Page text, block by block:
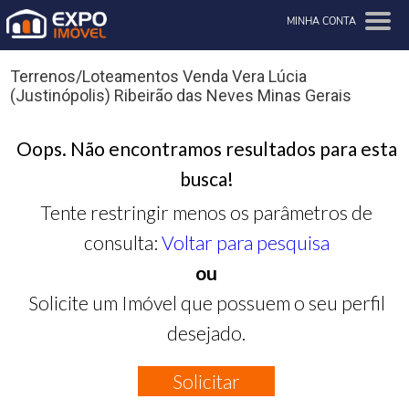
MINHA CONTA
Terrenos/Loteamentos Venda Vera Lúcia
(Justinópolis) Ribeirão das Neves Minas Gerais
Oops. Não encontramos resultados para esta
busca!
Tente restringir menos os parâmetros de
consulta: Voltar para pesquisa
ou
Solicite um Imóvel que possuem o seu perfil
desejado.
Solicitar